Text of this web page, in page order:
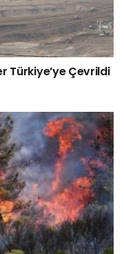
Türkiye’ye Çevrildi